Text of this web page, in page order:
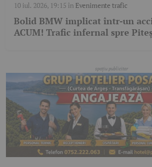
10 iul. 2026, 19:15 în Evenimente trafic
Bolid BMW implicat într-un
ACUM! Trafic infernal spre